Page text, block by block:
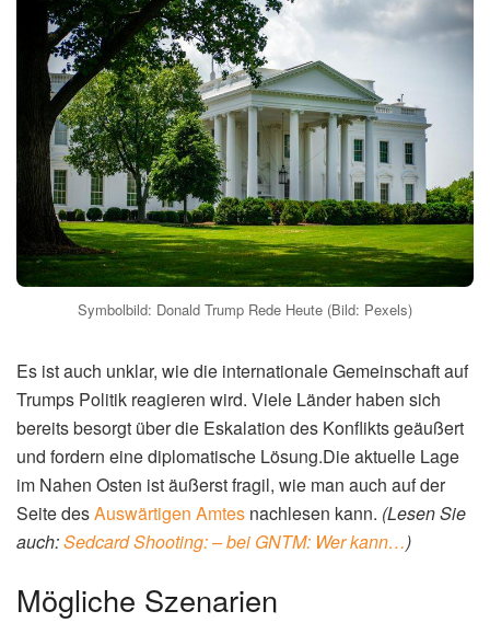
Symbolbild: Donald Trump Rede Heute (Bild: Pexels)
Es ist auch unklar, wie die internationale Gemeinschaft auf
Trumps Politik reagieren wird. Viele Länder haben sich
bereits besorgt über die Eskalation des Konflikts geäußert
und fordern eine diplomatische Lösung.Die aktuelle Lage
im Nahen Osten ist äußerst fragil, wie man auch auf der
Seite desAuswärtigen Amtes nachlesen kann. (Lesen Sie
auch:Sedcard Shooting: – bei GNTM: Wer kann…)
Mögliche Szenarien